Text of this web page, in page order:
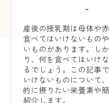
-
産後の授乳期は母体や
食べてはいけないもの
いものがあります。し
り、何を食べてはいけ
るでしょう。この記事
いけないものについて
的に摂りたい栄養素や
紹介します。